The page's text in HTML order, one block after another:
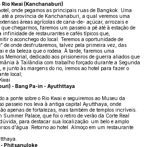
Rio Kwai (Kanchanaburi)
onde pegamos as principais ruas de Bangkok. Uma
até a província de Kanchanaburi, a qual veremos uma
áreas agrícolas de cana-de- açúcar, arrozais e
chegarmos, faremos um passeio a pé até à estação de
de restaurantes e cafés típicos que,
o aconchego do local. Teremos a oportunidade de
de onde desfrutaremos, talvez pela primeira vez, das
e da beleza que o rodeia. À tarde, faremos uma
Memorial, dedicado aos prisioneiros de guerra aliados que
à Tailândia com trabalho forçado durante a Segunda
junto às margens do rio, iremos ao hotel para fazer o
local;
- Bang Pa-in - Ayuthttaya
a ponte sobre o Rio Kwai e seguiremos ao Museu da
passeio nos leva à antiga capital Ayutthaya, onde
apenas de fortalezas, mas também de templos incríveis.
Palace, que foi o retiro de verão da Corte Real
para destacar sua localização: um belo e amplo
d'água. Retorno ao hotel. Almoço em um restaurante
- Phitsanuloke